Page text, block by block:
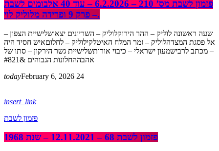
פזמון לשבת מס’ 210 – 6.2.2026 – עוד 40 אלבומים לשבת
– פרק 9 ופרידה מלוליק לוי.
שעה ראשונה לוליק – ההר הירוקלוליק – השריונים יצאושלישיית הצפון –
אל פסגת המצדהלוליק – זמר המלח האיטלקילוליק – לחלוםאיש חסיד היה
– מכתב לרבישמעון ישראלי – כיבוי אורותשלישיית גשר הירקון – סתו של
אהבההחלונות הגבוהים &#821
todayFebruary 6, 2026 24
insert_link
פזמון לשבת
פזמון לשבת 68 – 12.11.2021 – שנת 1968